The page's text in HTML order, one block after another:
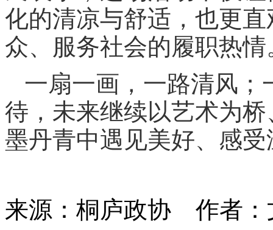
化的清凉与舒适，也更
众、服务社会的履职热情
一扇一画，一路清风；
待，未来继续以艺术为
墨丹青中遇见美好、感受
来源：桐庐政协 作者